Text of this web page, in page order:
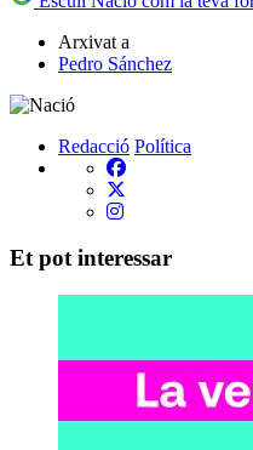
Arxivat a
Pedro Sánchez
Redacció Política
Et pot interessar